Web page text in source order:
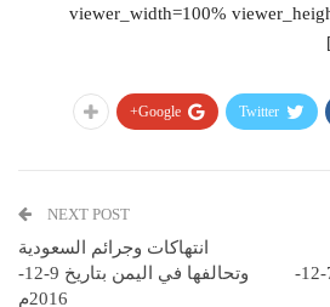
viewer_width=100%
Twitter
Google+
وتحالفها في اليمن بتاريخ 7-12-
NEXT POST
انتهاكات وجرائم السعودية
وتحالفها في اليمن بتاريخ 9-12-
2016م